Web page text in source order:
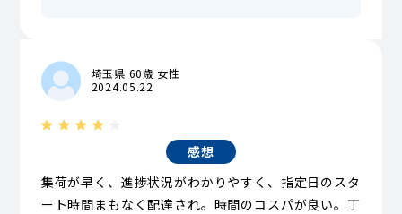
埼玉県 60歳 女性
2024.05.22
感想
集荷が早く、進捗状況がわかりやすく、指定日のスタ
ート時間まもなく配達され。時間のコスパが良い。丁